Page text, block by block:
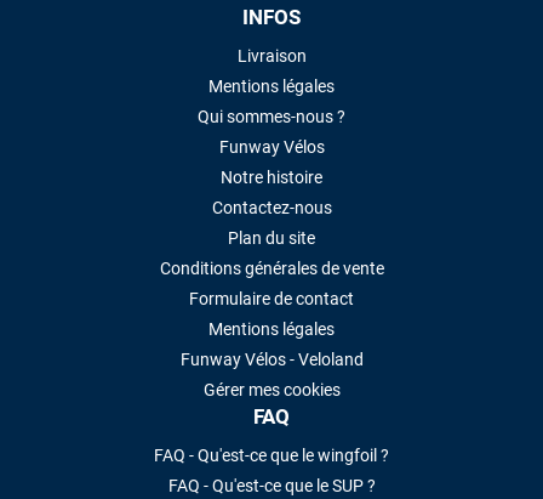
INFOS
Livraison
Mentions légales
Qui sommes-nous ?
Funway Vélos
Notre histoire
Contactez-nous
Plan du site
Conditions générales de vente
Formulaire de contact
Mentions légales
Funway Vélos - Veloland
Gérer mes cookies
FAQ
FAQ - Qu'est-ce que le wingfoil ?
FAQ - Qu'est-ce que le SUP ?